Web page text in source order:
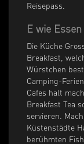
Reisepass.
E wie
Die Küche
Breakfast,
Würstchen
Camping-
Cafes halt
Breakfast Tea
servieren.
Küstenstädte
berühmten